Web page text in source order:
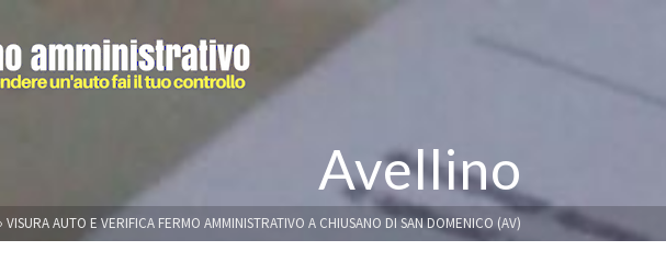
Avellino
VISURA AUTO E VERIFICA FERMO AMMINISTRATIVO A CHIUSANO DI SAN DOMENICO (AV)